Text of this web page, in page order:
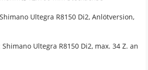
Ultegra R8150 Di2, Anlötversion,
Ultegra R8150 Di2, max. 34 Z. an